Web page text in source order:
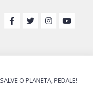
SALVE O PLANETA, PEDALE!